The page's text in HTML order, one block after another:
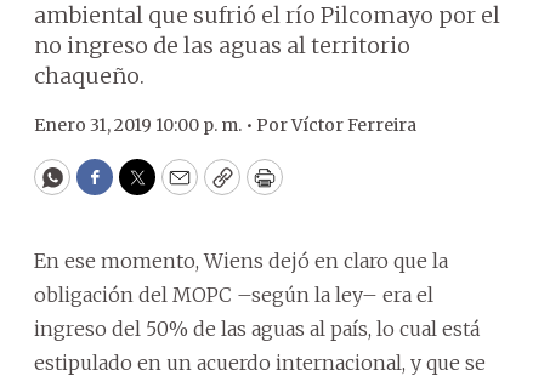
ambiental que sufrió el río Pilcomayo por el
no ingreso de las aguas al territorio
chaqueño.
Enero 31, 2019 10:00 p. m. • PorVíctor Ferreira
WhatsApp
Facebook
Twitter
EmailCopyPrint
En ese momento, Wiens dejó en claro que la
obligación del MOPC –según la ley– era el
ingreso del 50% de las aguas al país, lo cual está
estipulado en un acuerdo internacional, y que se